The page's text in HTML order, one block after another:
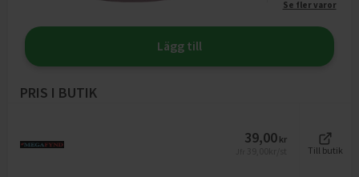
Se fler varor
Lägg till
PRIS I BUTIK
39,00 kr
Till butik